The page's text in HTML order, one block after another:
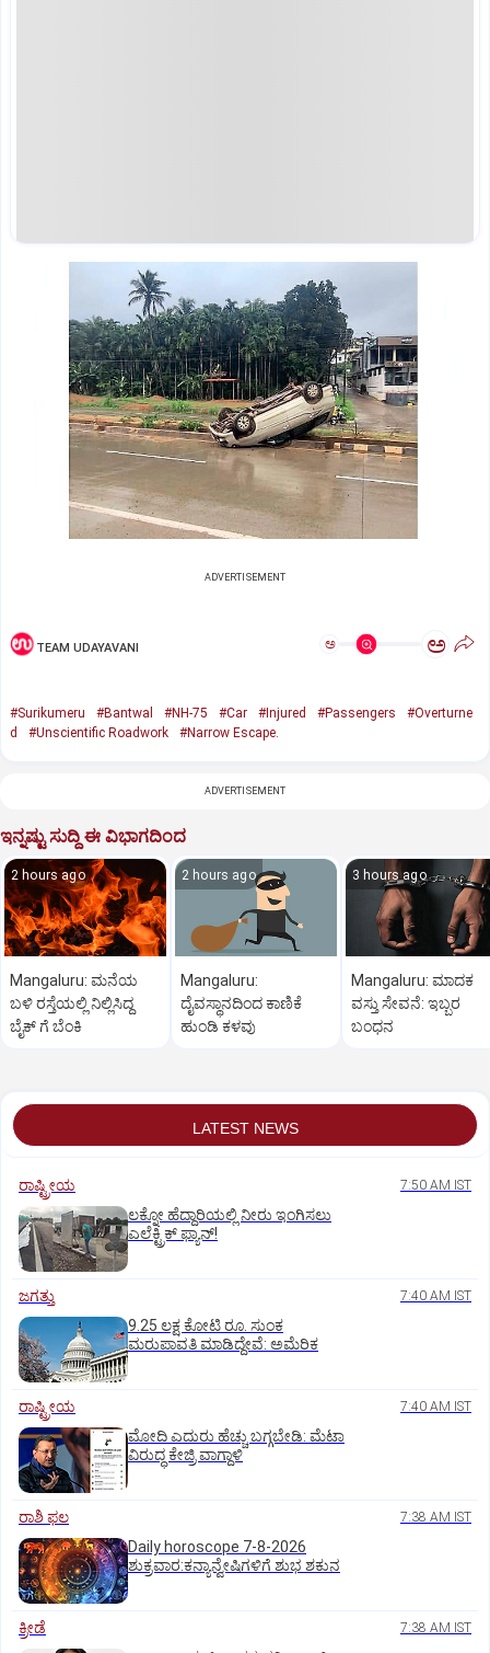
ADVERTISEMENT
TEAM UDAYAVANI ಅ ಅ
#Surikumeru #Bantwal #NH-75 #Car #Injured #Passengers
#Overturne
d
#Unscientific Roadwork #Narrow Escape.
ADVERTISEMENT
ಇನ್ನಷ್ಟು ಸುದ್ದಿ ಈ ವಿಭಾಗದಿಂದ
2 hours ago
Mangaluru: ಮನೆಯ
ಬಳಿ ರಸ್ತೆಯಲ್ಲಿ ನಿಲ್ಲಿಸಿದ್ದ
ಬೈಕ್ ಗೆ ಬೆಂಕಿ
2 hours ago
Mangaluru:
ದೈವಸ್ಥಾನದಿಂದ ಕಾಣಿಕೆ
ಹುಂಡಿ ಕಳವು
3 hours ago
Mangaluru: ಮಾದಕ
ವಸ್ತು ಸೇವನೆ: ಇಬ್ಬರ
ಬಂಧನ
LATEST NEWS
ರಾಷ್ಟ್ರೀಯ 7:50 AM IST
ಲಕ್ನೋ ಹೆದ್ದಾರಿಯಲ್ಲಿ ನೀರು ಇಂಗಿಸಲು
ಎಲೆಕ್ಟ್ರಿಕ್‌ ಫ್ಯಾನ್‌!
ಜಗತ್ತು 7:40 AM IST
9.25 ಲಕ್ಷ ಕೋಟಿ ರೂ. ಸುಂಕ
ಮರುಪಾವತಿ ಮಾಡಿದ್ದೇವೆ: ಅಮೆರಿಕ
ರಾಷ್ಟ್ರೀಯ 7:40 AM IST
ಮೋದಿ ಎದುರು ಹೆಚ್ಚು ಬಗ್ಗಬೇಡಿ: ಮೆಟಾ
ವಿರುದ್ಧ ಕೇಜ್ರಿ ವಾಗ್ದಾಳಿ
ರಾಶಿ ಫಲ 7:38 AM IST
Daily horoscope 7-8-2026
ಶುಕ್ರವಾರ:ಕನ್ಯಾನ್ವೇಷಿಗಳಿಗೆ ಶುಭ ಶಕುನ
ಕ್ರೀಡೆ 7:38 AM IST